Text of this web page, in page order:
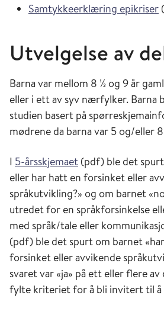
Samtykkeerklæring epikriser
Utvelgelse av
Barna var mellom 8 ½ og 9 år
eller i ett av syv nærfylker. Barna
studien basert på
mødrene da barna var 5 og/eller
I 5-årsskjemaet (pdf) ble det
eller har hatt en forsinket eller
språkutvikling?» og om barnet
utredet for en språkforsinkelse
med språk/tale eller
(pdf) ble det spurt om barnet
forsinket eller avvikende
svaret var «ja» på ett eller flere av
fylte kriteriet for å bli invitert til å